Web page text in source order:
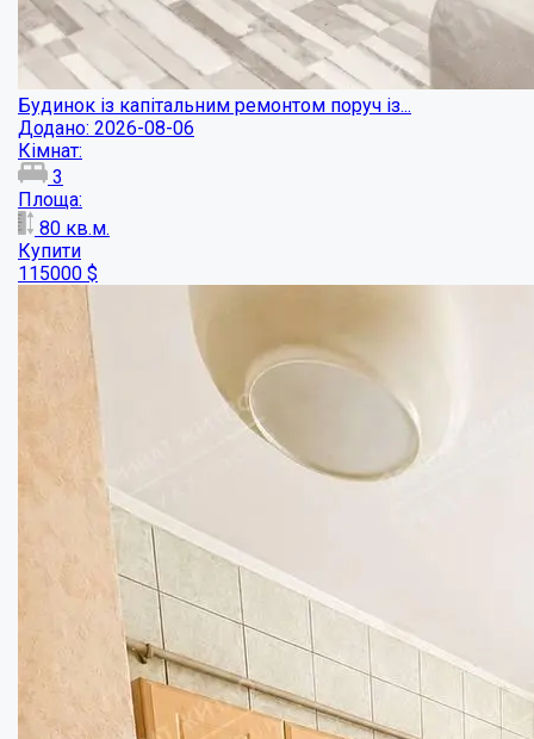
Будинок із капітальним ремонтом поруч із...
Додано: 2026-08-06
Кімнат:
3
Площа:
80 кв.м.
Купити
115000 $